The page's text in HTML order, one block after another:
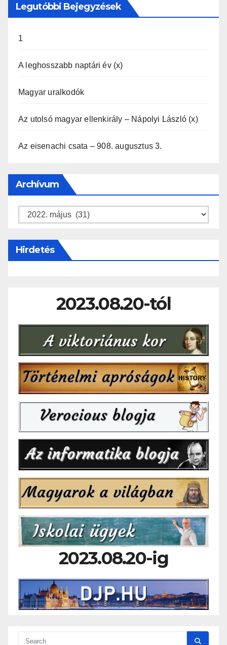
Legutóbbi Bejegyzések
1
A leghosszabb naptári év (x)
Magyar uralkodók
Az utolsó magyar ellenkirály – Nápolyi László (x)
Az eisenachi csata – 908. augusztus 3.
Archívum
Archívum
Hirdetés
2023.08.20-tól
2023.08.20-ig